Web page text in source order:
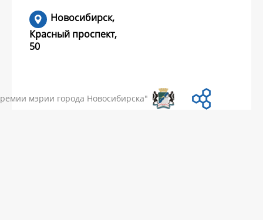
Новосибирск,
Красный проспект,
50
мэрии города Новосибирска"